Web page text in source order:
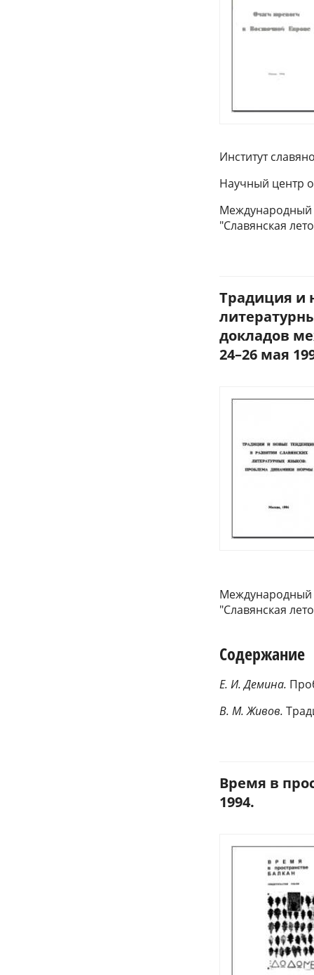
Институт
Научный центр
Международный
"Славянская
Традиция и
докладов
24–26 мая
Международный
"Славянская
Содержание
Е. И. Демина.
В. М. Живов.
Время в
1994.